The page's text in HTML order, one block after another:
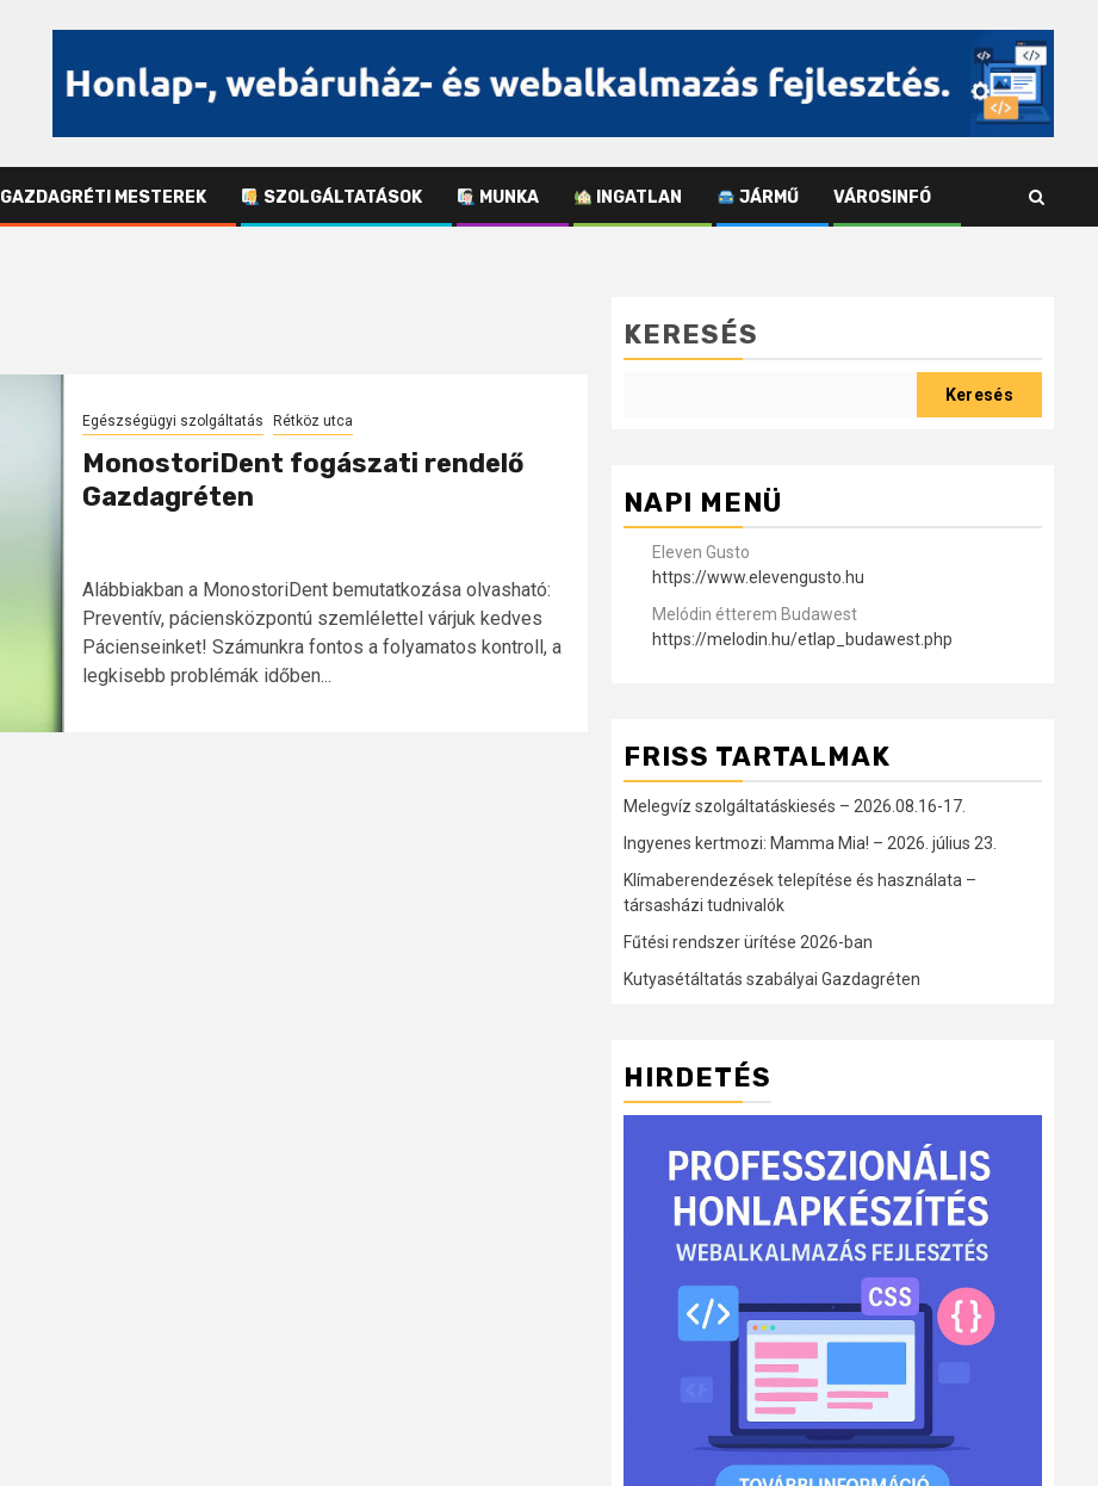
GAZDAGRÉTI MESTEREK SZOLGÁLTATÁSOK MUNKA INGATLAN JÁRMŰ VÁROSINFÓ
Egészségügyi szolgáltatás Rétköz utca
MonostoriDent fogászati rendelő
Gazdagréten
Alábbiakban a MonostoriDent bemutatkozása olvasható:
Preventív, páciensközpontú szemlélettel várjuk kedves
Pácienseinket! Számunkra fontos a folyamatos kontroll, a
legkisebb problémák időben...
KERESÉS
Keresés
NAPI MENÜ
Eleven Gusto
https://www.elevengusto.hu
Melódin étterem Budawest
https://melodin.hu/etlap_budawest.php
FRISS TARTALMAK
Melegvíz szolgáltatáskiesés – 2026.08.16-17.
Ingyenes kertmozi: Mamma Mia! – 2026. július 23.
Klímaberendezések telepítése és használata –
társasházi tudnivalók
Fűtési rendszer ürítése 2026-ban
Kutyasétáltatás szabályai Gazdagréten
HIRDETÉS